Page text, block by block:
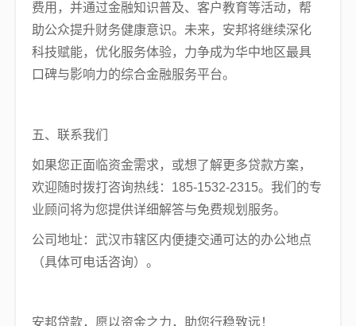
费用，并通过金融知识普及、客户教育等活动，帮
助公众提升财务健康意识。未来，安邦将继续深化
科技赋能，优化服务体验，力争成为华中地区最具
口碑与影响力的综合金融服务平台。
五、联系我们
如果您正面临资金需求，或想了解更多贷款方案，
欢迎随时拨打咨询热线：185-1532-2315。我们的专
业顾问将为您提供详细解答与免费规划服务。
公司地址：武汉市辖区内便捷交通可达的办公地点
（具体可电话咨询）。
安邦贷款，愿以资金之力，助您行稳致远！